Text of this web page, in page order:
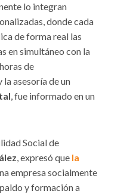
lo integran
donde cada
de forma real las
en simultáneo con la
de
asesoría de un
, fue informado en un
Social de
, expresó que la
empresa socialmente
y formación a